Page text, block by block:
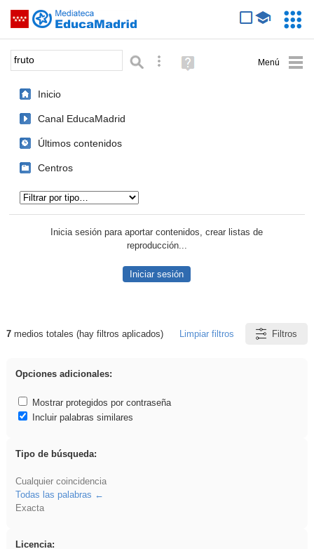
Saltar navegación
Palabra o frase: Búsqueda avanzada
Ayuda
(en
Inicio
Canal EducaMadrid
Últimos contenidos
Centros
Inicia sesión para aportar contenidos, crear listas de
reproducción...
Iniciar sesión
Resultados de: fruto
7medios totales (hay filtros aplicados) Limpiar filtros Filtros
Opciones adicionales:
Mostrar protegidos por contraseña
Incluir palabras similares
Tipo de búsqueda:
Cualquier coincidencia
Todas las palabras
Exacta
Licencia: